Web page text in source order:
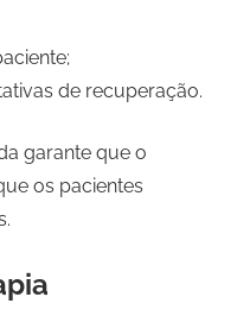
de recuperação.
garante que o
os pacientes